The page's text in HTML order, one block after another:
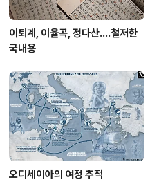
이퇴계, 이율곡, 정다산....철저한
국내용
오디세이아의 여정 추적